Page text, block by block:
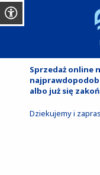
Sprzedaż online
albo już się
Dziekujemy i